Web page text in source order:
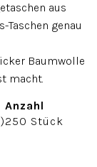
aus
Taschen genau
Baumwolle
macht.
Anzahl
250 Stück